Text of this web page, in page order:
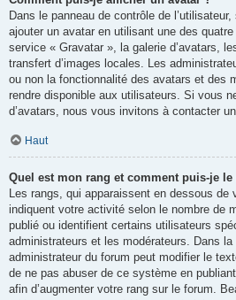
Dans le panneau de contrôle de
ajouter un avatar en utilisant une des
service « Gravatar », la galerie d’avatars,
transfert d’images locales. Les
ou non la fonctionnalité des avatars et des
rendre disponible aux utilisateurs. Si vous
d’avatars, nous vous invitons à contacter
Haut
Quel est mon rang et comment puis-je
Les rangs, qui apparaissent en dessous de
indiquent votre activité selon le nombre de
publié ou identifient certains utilisateurs
administrateurs et les modérateurs. Dans
administrateur du forum peut modifier le
de ne pas abuser de ce système en
afin d’augmenter votre rang sur le forum.